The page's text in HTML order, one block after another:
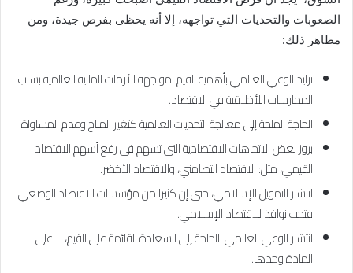
الصعوبات والتحديات التي تواجهه، إلا أنه يحظى بفرص جيدة، ومن
مظاهر ذلك:
تزايد الوعي العالمي بأهمية القيم لمواجهة الأزمات المالية العالمية بسبب
الممارسات اللأخلاقية في الاقتصاد.
الحاجة الملحة إلى معالجة التحديات العالمية كتغير المناخ وعدم المساواة.
بروز بعض الاتجاهات الاقتصادية التي تسهم في رفع أسهم الاقتصاد
القيمي، مثل: الاقتصاد التضامني، والاقتصاد الأخضر.
انتشار التمويل الإسلامي، حتى إن كثيرا من مؤسسات الاقتصاد الوضعي
فتحت نوافذ للاقتصاد الإسلامي.
انتشار الوعي العالمي بالحاجة إلى السعادة القائمة على القيم، لا على
المادة وحدها.